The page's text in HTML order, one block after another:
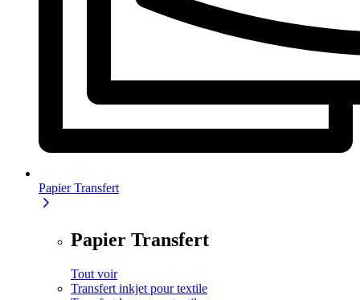
Papier Transfert
Papier Transfert
Tout voir
Transfert inkjet pour textile